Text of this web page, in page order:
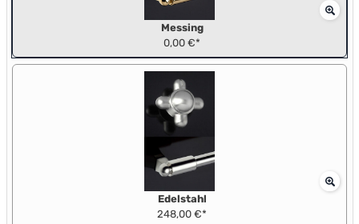
Messing
0,00 €*
Edelstahl
248,00 €*